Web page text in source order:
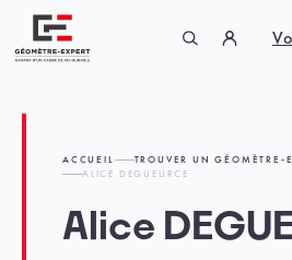
ACCUEIL
TROUVER UN GÉOMÈTRE-
ALICE DEGUEURCE
Alice
Panneau de gestion des cookies